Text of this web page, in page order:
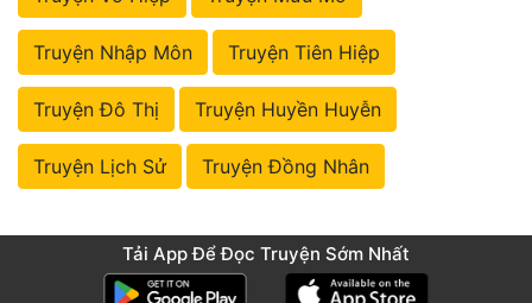
Truyện Nhập Môn Truyện Tiên Hiệp
Truyện Đô Thị Truyện Huyền Huyễn
Truyện Lịch Sử Truyện Đồng Nhân
Tải App Để Đọc Truyện Sớm Nhất